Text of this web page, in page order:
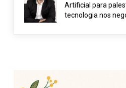
Artificial para
tecnologia nos